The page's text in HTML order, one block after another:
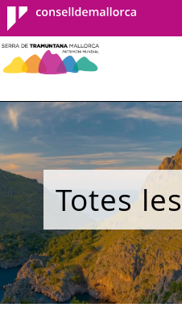
Consell de
Mallorca
Totes